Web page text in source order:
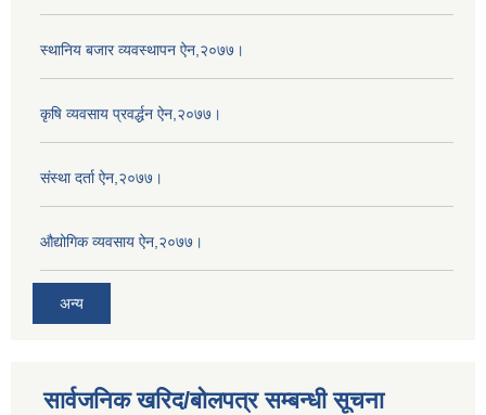
स्थानिय बजार व्यवस्थापन ऐन,२०७७।
कृषि व्यवसाय प्रवर्द्धन ऐन,२०७७।
संस्था दर्ता ऐन,२०७७।
औद्योगिक व्यवसाय ऐन,२०७७।
अन्य
सार्वजनिक खरिद/बोलपत्र सम्बन्धी सूचना